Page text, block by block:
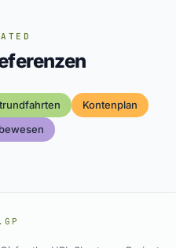
Kontenplan